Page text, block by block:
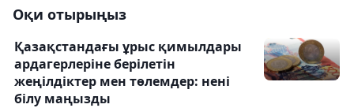
Оқи отырыңыз
Қазақстандағы ұрыс қимылдары
ардагерлеріне берілетін
жеңілдіктер мен төлемдер: нені
білу маңызды